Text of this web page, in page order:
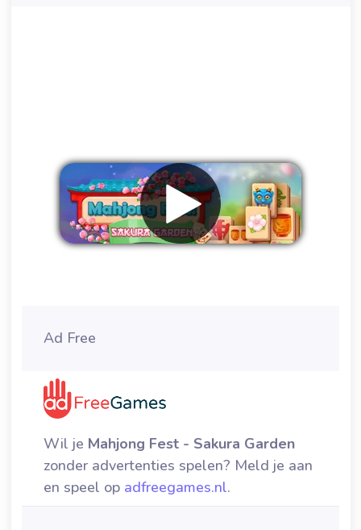
Ad Free
Wil je Mahjong Fest - Sakura Garden
zonder advertenties spelen? Meld je aan
en speel op adfreegames.nl.